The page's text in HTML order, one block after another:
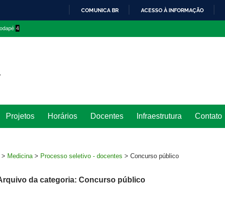
O
COMUNICA BR ACESSO À INFORMAÇÃO
4
para
Projetos Horários Docentes Infraestrutura Contato
> Medicina > Processo seletivo - docentes > Concurso público
da categoria: Concurso público